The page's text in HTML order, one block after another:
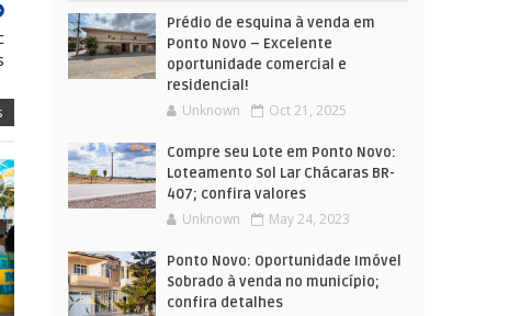
Prédio de esquina à venda em
Ponto Novo – Excelente
oportunidade comercial e
residencial!
Unknown Oct 21, 2025
Compre seu Lote em Ponto Novo:
Loteamento Sol Lar Chácaras BR-
407; confira valores
Unknown May 24, 2023
Ponto Novo: Oportunidade Imóvel
Sobrado à venda no município;
confira detalhes